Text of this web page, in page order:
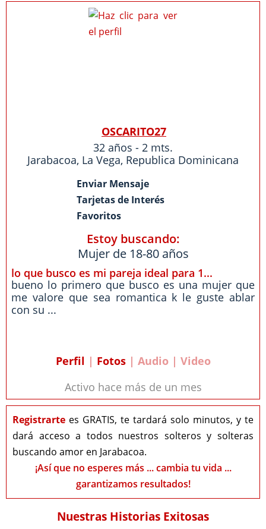
OSCARITO27
32 años - 2 mts.
Jarabacoa, La Vega, Republica Dominicana
Enviar Mensaje
Tarjetas de Interés
Favoritos
Estoy buscando:
Mujer de 18-80 años
lo que busco es mi pareja ideal para 1...
bueno lo primero que busco es una mujer que
me valore que sea romantica k le guste ablar
con su ...
Perfil | Fotos| Audio | Video
Activo hace más de un mes
Registrarte es GRATIS, te tardará solo minutos, y te
dará acceso a todos nuestros solteros y solteras
buscando amor en Jarabacoa.
¡Así que no esperes más ... cambia tu vida ...
garantizamos resultados!
Nuestras Historias Exitosas